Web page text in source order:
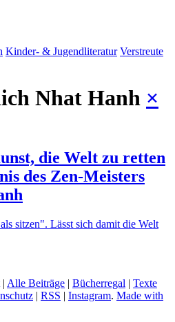
Kinder- & Jugendliteratur Verstreute
Nhat Hanh ×
die Welt zu retten
des Zen-Meisters
sitzen". Lässt sich damit die Welt
| Alle Beiträge | Bücherregal | Texte
| RSS | Instagram. Made with